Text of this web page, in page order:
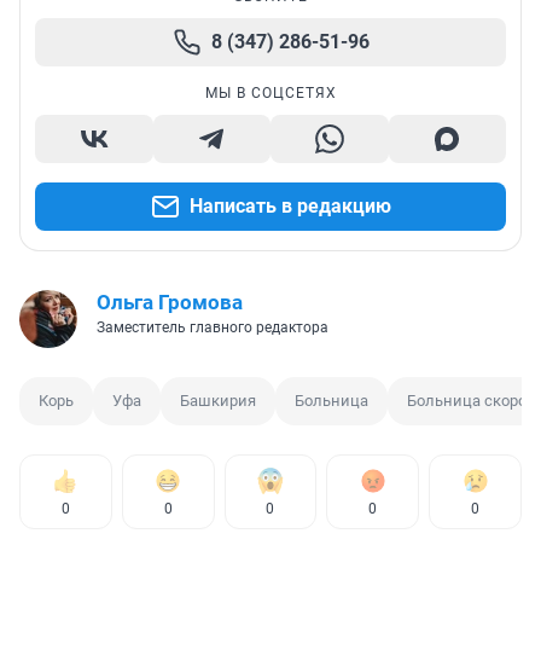
8 (347) 286-51-96
МЫ В СОЦСЕТЯХ
Написать в редакцию
Ольга Громова
Заместитель главного редактора
Корь Уфа Башкирия Больница Больница
0 0 0 0 0